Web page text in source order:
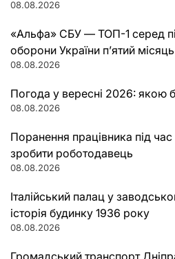
08.08.2026
«Альфа» СБУ — ТОП-1 серед
оборони України п’ятий
08.08.2026
Погода у вересні 2026: якою
08.08.2026
Поранення працівника під
зробити роботодавець
08.08.2026
Італійський палац у
історія будинку 1936 року
08.08.2026